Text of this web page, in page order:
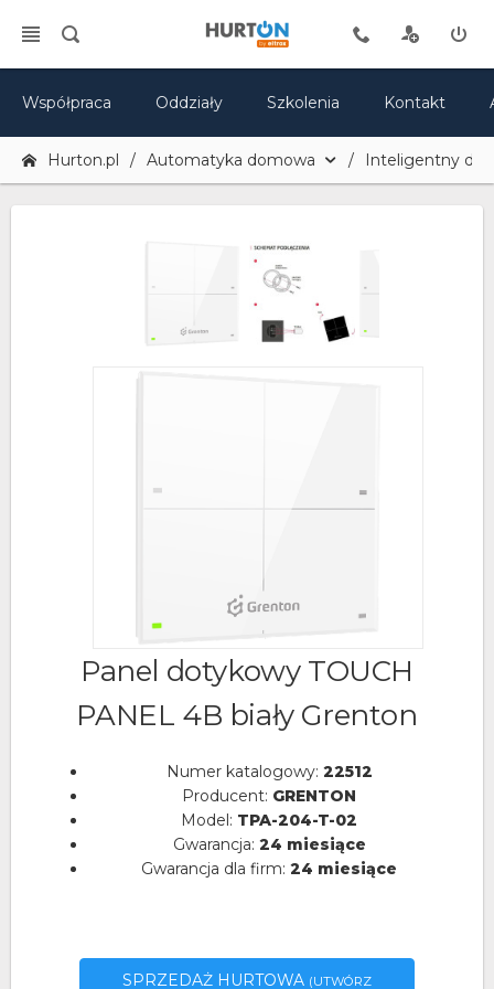
Współpraca Oddziały Szkolenia Kontakt
Hurton.pl Automatyka domowa Inteligentny
Panel dotykowy TOUCH
PANEL 4B biały Grenton
Numer katalogowy: 22512
Producent: GRENTON
Model: TPA-204-T-02
Gwarancja: 24 miesiące
Gwarancja dla firm: 24 miesiące
SPRZEDAŻ HURTOWA (UTWÓRZ